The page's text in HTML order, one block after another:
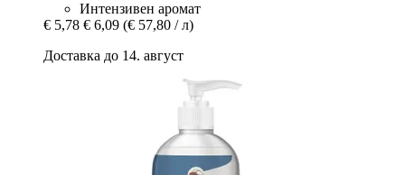
Интензивен аромат
€ 5,78 € 6,09 (€ 57,80 / л)
Доставка до 14. август